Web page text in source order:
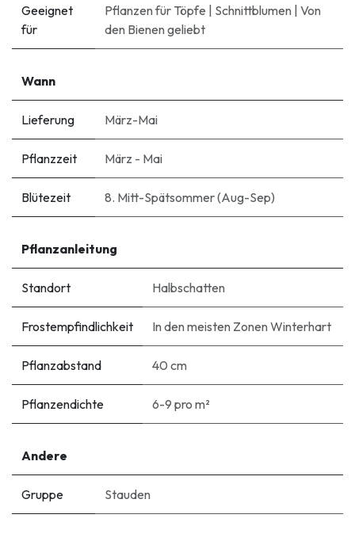
Geeignet
für
Pflanzen für Töpfe | Schnittblumen | Von
den Bienen geliebt
Wann
Lieferung März-Mai
Pflanzzeit März - Mai
Blütezeit 8. Mitt-Spätsommer (Aug-Sep)
Pflanzanleitung
Standort Halbschatten
Frostempfindlichkeit In den meisten Zonen Winterhart
Pflanzabstand 40 cm
Pflanzendichte 6-9 pro m²
Andere
Gruppe Stauden